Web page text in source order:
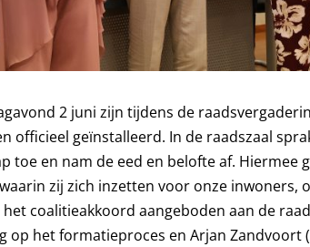
2 juni zijn tijdens de
officieel geïnstalleerd. In de raadszaal
toe en nam de eed en belofte af.
zij zich inzetten voor onze inwoners,
het coalitieakkoord aangeboden aan de
op het formatieproces en Arjan Zandvoort